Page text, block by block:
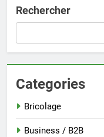
Rechercher
Categories
Bricolage
Business / B2B